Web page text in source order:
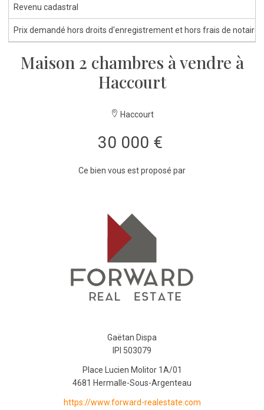
Revenu cadastral
Prix demandé hors droits d'enregistrement et hors frais de notaire
Maison 2 chambres à vendre à
Haccourt
Haccourt
30 000 €
Ce bien vous est proposé par
Gaëtan Dispa
IPI 503079
Place Lucien Molitor 1A/01
4681 Hermalle-Sous-Argenteau
https://www.forward-realestate.com